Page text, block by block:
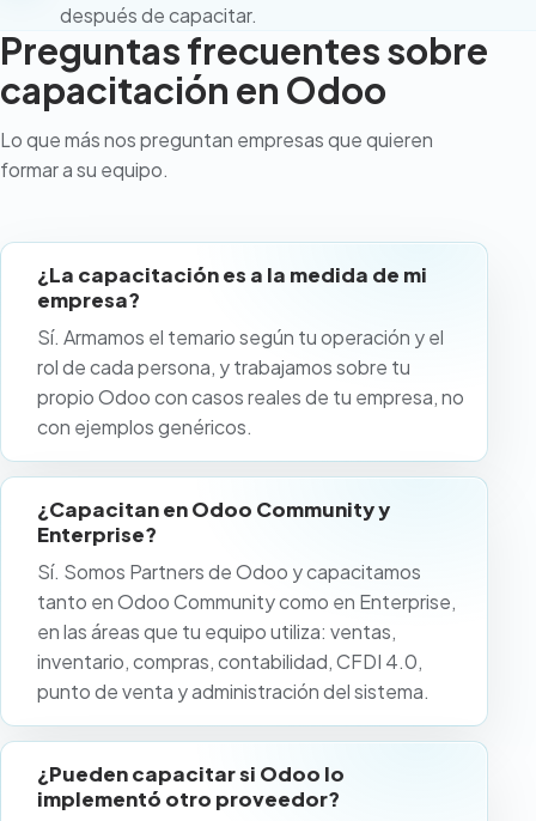
después de capacitar.
Preguntas frecuentes sobre
capacitación en Odoo
Lo que más nos preguntan empresas que quieren
formar a su equipo.
¿La capacitación es a la medida de mi
empresa?
Sí. Armamos el temario según tu operación y el
rol de cada persona, y trabajamos sobre tu
propio Odoo con casos reales de tu empresa, no
con ejemplos genéricos.
¿Capacitan en Odoo Community y
Enterprise?
Sí. Somos Partners de Odoo y capacitamos
tanto en Odoo Community como en Enterprise,
en las áreas que tu equipo utiliza: ventas,
inventario, compras, contabilidad, CFDI 4.0,
punto de venta y administración del sistema.
¿Pueden capacitar si Odoo lo
implementó otro proveedor?